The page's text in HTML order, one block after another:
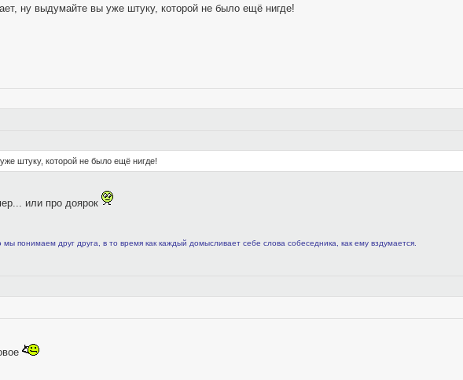
ну выдумайте вы уже штуку, которой не было ещё нигде!
штуку, которой не было ещё нигде!
или про доярок
понимаем друг друга, в то время как каждый домысливает себе слова собеседника, как ему вздумается.